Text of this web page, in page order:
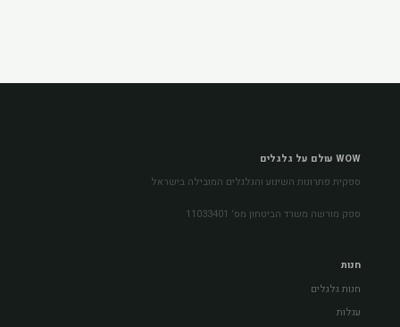
WOW עולם על גלגלים
ספקית פתרונות השינוע והגלגלים המובילה בישראל
ספק מורשה משרד הביטחון מס׳ 11033401
חנות
חנות גלגלים
עגלות